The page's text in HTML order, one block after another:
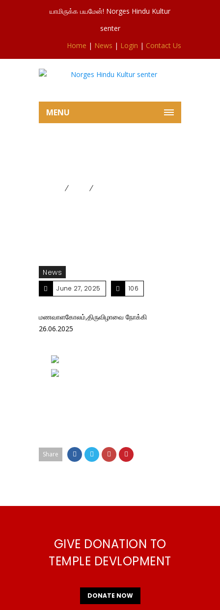
யாமிருக்க பயமேன்! Norges Hindu Kultur
senter
Home | News | Login | Contact Us
MENU
News
June 27, 2025 106
மணவாளகோலம்,திருவிழாவை நோக்கி
26.06.2025
Share
GIVE DONATION TO
TEMPLE DEVLOPMENT
DONATE NOW